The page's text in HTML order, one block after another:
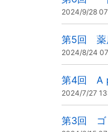
2024/9/28
第5回 薬
2024/8/24
第4回 A
2024/7/27
第3回 ゴ